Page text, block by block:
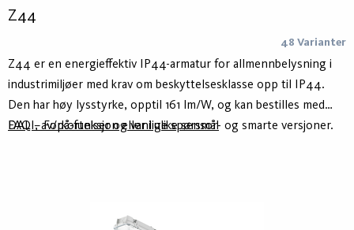
Z44
48 Varianter
Z44 er en energieffektiv IP44-armatur for allmennbelysning i
industrimiljøer med krav om beskyttelsesklasse opp til IP44.
Den har høy lysstyrke, opptil 161 lm/W, og kan bestilles med
DALI, av/på-funksjon eller i ulike sensor- og smarte versjoner.
FAQ – Forkortelser og vanlige spørsmål